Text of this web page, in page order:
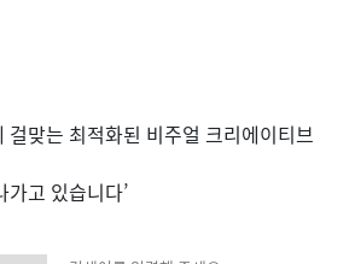
걸맞는 최적화된 비주얼 크리에이티브
가고 있습니다’